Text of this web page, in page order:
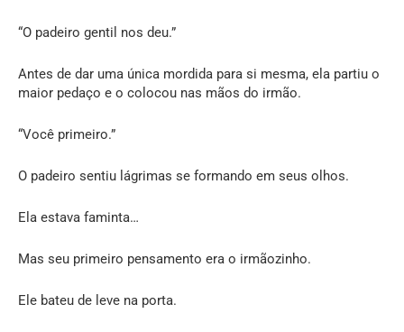
“O padeiro gentil nos deu.”
Antes de dar uma única mordida para si mesma, ela partiu o
maior pedaço e o colocou nas mãos do irmão.
“Você primeiro.”
O padeiro sentiu lágrimas se formando em seus olhos.
Ela estava faminta…
Mas seu primeiro pensamento era o irmãozinho.
Ele bateu de leve na porta.